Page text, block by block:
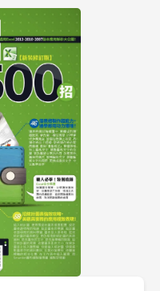
統維護中，本站同步暫